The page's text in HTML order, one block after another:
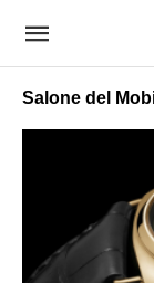
Salone del